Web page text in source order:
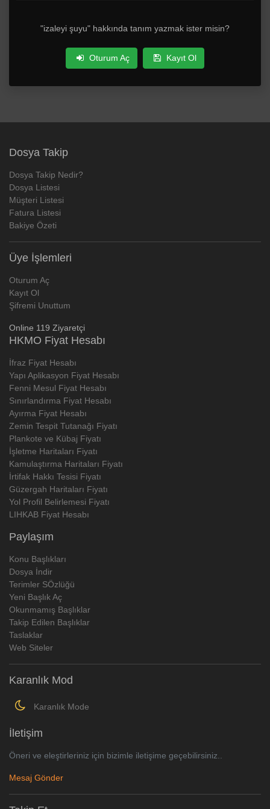
"izaleyi şuyu" hakkında tanım yazmak ister misin?
Oturum Aç Kayıt Ol
Dosya Takip
Dosya Takip Nedir?
Dosya Listesi
Müşteri Listesi
Fatura Listesi
Bakiye Özeti
Üye İşlemleri
Oturum Aç
Kayıt Ol
Şifremi Unuttum
Online 119 Ziyaretçi
HKMO Fiyat Hesabı
İfraz Fiyat Hesabı
Yapı Aplikasyon Fiyat Hesabı
Fenni Mesul Fiyat Hesabı
Sınırlandırma Fiyat Hesabı
Ayırma Fiyat Hesabı
Zemin Tespit Tutanağı Fiyatı
Plankote ve Kübaj Fiyatı
İşletme Haritaları Fiyatı
Kamulaştırma Haritaları Fiyatı
İrtifak Hakkı Tesisi Fiyatı
Güzergah Haritaları Fiyatı
Yol Profil Belirlemesi Fiyatı
LIHKAB Fiyat Hesabı
Paylaşım
Konu Başlıkları
Dosya İndir
Terimler SÖzlüğü
Yeni Başlık Aç
Okunmamış Başlıklar
Takip Edilen Başlıklar
Taslaklar
Web Siteler
Karanlık Mod
Karanlık Mode
İletişim
Öneri ve eleştirleriniz için bizimle iletişime geçebilirsiniz..
Mesaj Gönder